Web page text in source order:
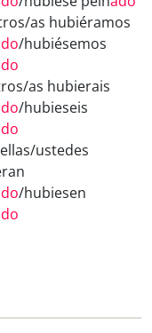
as hubiéramos
/hubiésemos
as hubierais
/hubieseis
ustedes
/hubiesen